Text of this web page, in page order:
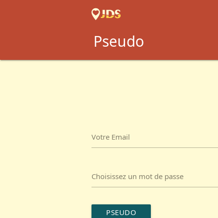
Pseudo
Votre Email
Choisissez un mot de passe
PSEUDO